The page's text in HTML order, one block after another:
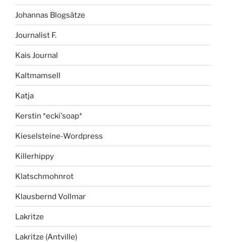
Johannas Blogsätze
Journalist F.
Kais Journal
Kaltmamsell
Katja
Kerstin *ecki'soap*
Kieselsteine-Wordpress
Killerhippy
Klatschmohnrot
Klausbernd Vollmar
Lakritze
Lakritze (Antville)